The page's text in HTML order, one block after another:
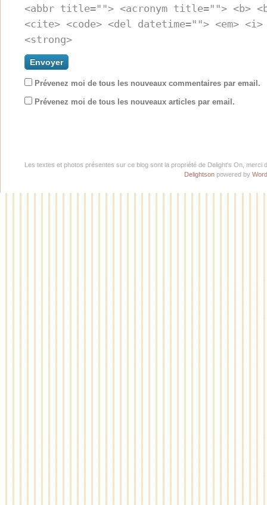
<abbr title=""> <acronym title=""> <b>
<cite> <code> <del datetime=""> <em>
<strong>
Prévenez moi de tous les nouveaux commentaires par email.
Prévenez moi de tous les nouveaux articles par email.
Les textes et photos présentes sur ce blog sont la propriété de Delight's On,
Delightson powered by